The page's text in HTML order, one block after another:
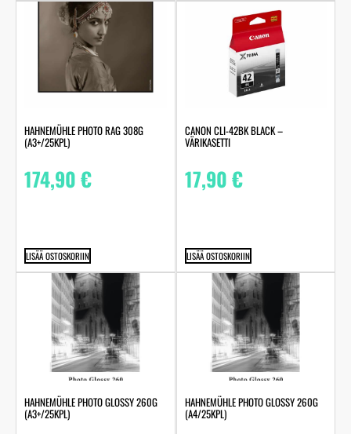
HAHNEMÜHLE PHOTO RAG 308G
(A3+/25KPL)
174,90€
LISÄÄ OSTOSKORIIN
CANON CLI-42BK BLACK –
VÄRIKASETTI
17,90€
LISÄÄ OSTOSKORIIN
HAHNEMÜHLE PHOTO GLOSSY 260G
(A3+/25KPL)
HAHNEMÜHLE PHOTO GLOSSY 260G
(A4/25KPL)